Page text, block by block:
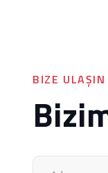
BIZE ULAŞIN